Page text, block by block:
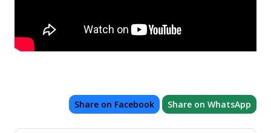
Share on Facebook Share on WhatsApp